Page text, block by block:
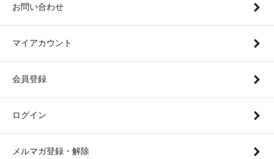
お問い合わせ
マイアカウント
会員登録
ログイン
メルマガ登録・解除